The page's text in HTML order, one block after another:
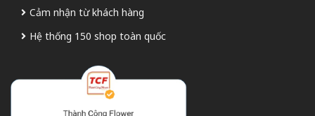
Cảm nhận từ khách hàng
Hệ thống 150 shop toàn quốc